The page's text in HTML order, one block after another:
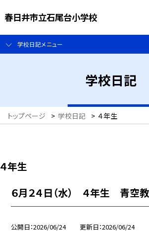
春日井市立石尾台小学校
学校日記メニュー
学校日記
トップページ > 学校日記 > ４年生
４年生
６月２４日（水） ４年生 青空
公開日 2026/06/24 更新日 2026/06/24